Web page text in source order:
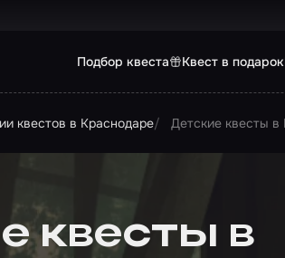
Подбор квеста Квест в подарок
квестов в Краснодаре Детские квесты в
квесты в